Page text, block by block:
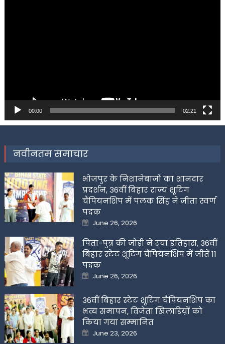
00:00 02:21
नवीनतम समाचार
भोजपुर के निशानेबाजों का शानदार
प्रदर्शन, 36वीं बिहार राज्य शूटिंग
चैंपियनशिप में पलक सिंह ने जीता स्वर्ण
पदक
Posted
on
June 26, 2026
पिता-पुत्र की जोड़ी ने रचा इतिहास, 36वीं
बिहार स्टेट शूटिंग चैंपियनशिप में जीते 11
पदक
Posted
on
June 26, 2026
36वीं बिहार स्टेट शूटिंग चैंपियनशिप का
भव्य समापन, विजेता खिलाडिय़ों को
किया गया सम्मानित
Posted
on
June 23, 2026